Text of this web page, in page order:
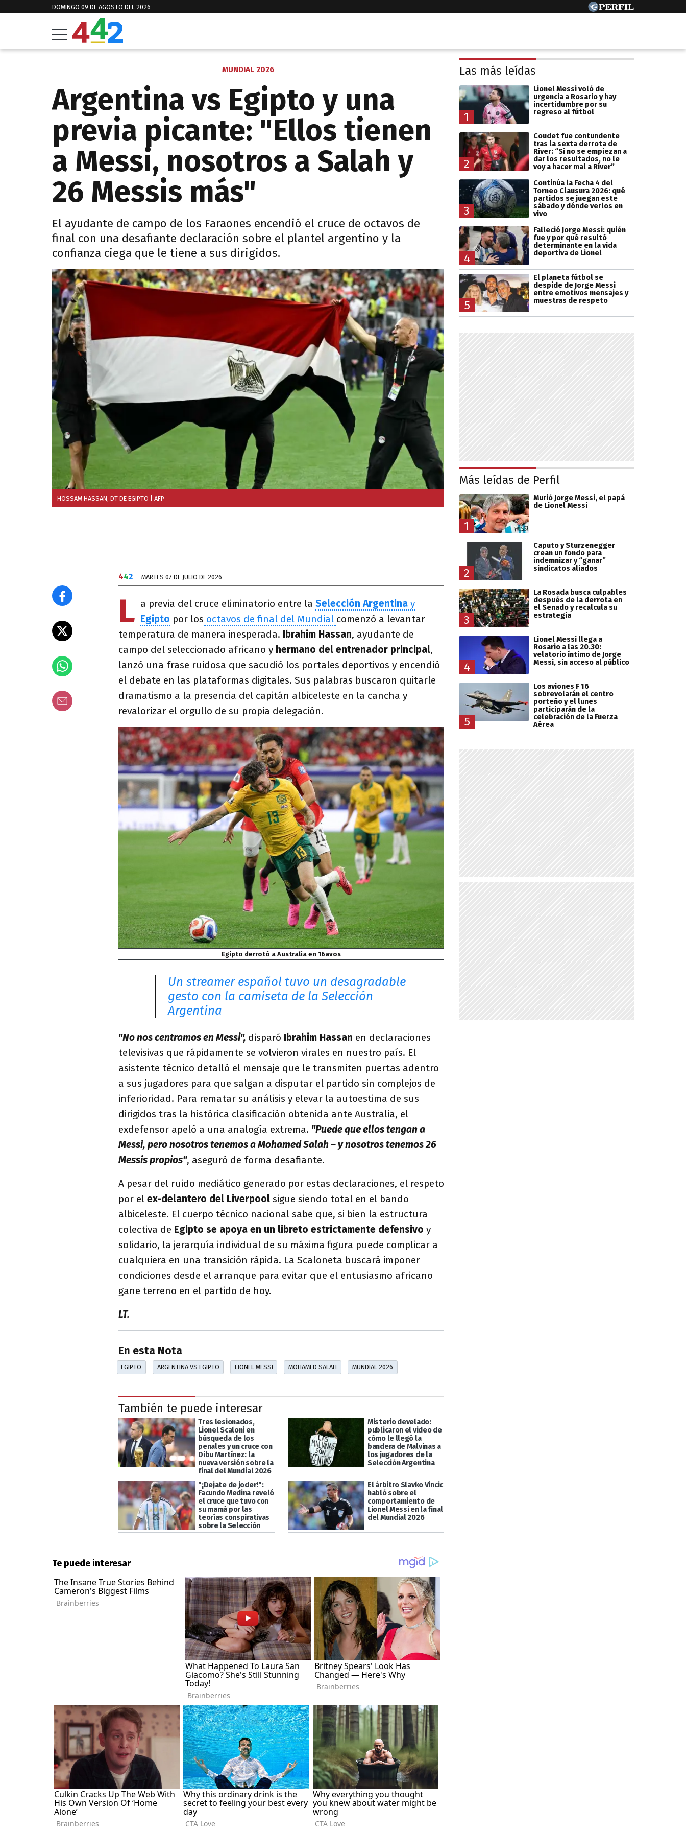
DOMINGO 09 DE AGOSTO DEL 2026
MUNDIAL 2026
Argentina vs Egipto y una
previa picante: "Ellos tienen
a Messi, nosotros a Salah y
26 Messis más"
El ayudante de campo de los Faraones encendió el cruce de octavos de
final con una desafiante declaración sobre el plantel argentino y la
confianza ciega que le tiene a sus dirigidos.
HOSSAM HASSAN, DT DE EGIPTO | AFP
442 MARTES 07 DE JULIO DE 2026
L a previa del cruce eliminatorio entre la Selección Argentina y
Egipto por los octavos de final del Mundial comenzó a levantar
temperatura de manera inesperada. Ibrahim Hassan, ayudante de
campo del seleccionado africano y hermano del entrenador principal,
lanzó una frase ruidosa que sacudió los portales deportivos y encendió
el debate en las plataformas digitales. Sus palabras buscaron quitarle
dramatismo a la presencia del capitán albiceleste en la cancha y
revalorizar el orgullo de su propia delegación.
Egipto derrotó a Australia en 16avos
Un streamer español tuvo un desagradable
gesto con la camiseta de la Selección
Argentina
"No nos centramos en Messi", disparó Ibrahim Hassan en declaraciones
televisivas que rápidamente se volvieron virales en nuestro país. El
asistente técnico detalló el mensaje que le transmiten puertas adentro
a sus jugadores para que salgan a disputar el partido sin complejos de
inferioridad. Para rematar su análisis y elevar la autoestima de sus
dirigidos tras la histórica clasificación obtenida ante Australia, el
exdefensor apeló a una analogía extrema. "Puede que ellos tengan a
Messi, pero nosotros tenemos a Mohamed Salah – y nosotros tenemos 26
Messis propios", aseguró de forma desafiante.
A pesar del ruido mediático generado por estas declaraciones, el respeto
por el ex-delantero del Liverpool sigue siendo total en el bando
albiceleste. El cuerpo técnico nacional sabe que, si bien la estructura
colectiva de Egipto se apoya en un libreto estrictamente defensivo y
solidario, la jerarquía individual de su máxima figura puede complicar a
cualquiera en una transición rápida. La Scaloneta buscará imponer
condiciones desde el arranque para evitar que el entusiasmo africano
gane terreno en el partido de hoy.
LT.
En esta Nota
EGIPTO ARGENTINA VS EGIPTO LIONEL MESSI MOHAMED SALAH MUNDIAL 2026
También te puede interesar
Tres lesionados,
Lionel Scaloni en
búsqueda de los
penales y un cruce con
Dibu Martínez: la
nueva versión sobre la
final del Mundial 2026
Misterio develado:
publicaron el video de
cómo le llegó la
bandera de Malvinas a
los jugadores de la
Selección Argentina
"¡Dejate de joder!":
Facundo Medina reveló
el cruce que tuvo con
su mamá por las
teorías conspirativas
sobre la Selección
El árbitro Slavko Vincic
habló sobre el
comportamiento de
Lionel Messi en la final
del Mundial 2026
Las más leídas
1
Lionel Messi voló de
urgencia a Rosario y hay
incertidumbre por su
regreso al fútbol
2
Coudet fue contundente
tras la sexta derrota de
River: “Si no se empiezan a
dar los resultados, no le
voy a hacer mal a River”
3
Continúa la Fecha 4 del
Torneo Clausura 2026: qué
partidos se juegan este
sábado y dónde verlos en
vivo
4
Falleció Jorge Messi: quién
fue y por qué resultó
determinante en la vida
deportiva de Lionel
5
El planeta fútbol se
despide de Jorge Messi
entre emotivos mensajes y
muestras de respeto
Más leídas de Perfil
1
Murió Jorge Messi, el papá
de Lionel Messi
2
Caputo y Sturzenegger
crean un fondo para
indemnizar y “ganar”
sindicatos aliados
3
La Rosada busca culpables
después de la derrota en
el Senado y recalcula su
estrategia
4
Lionel Messi llega a
Rosario a las 20.30:
velatorio íntimo de Jorge
Messi, sin acceso al público
5
Los aviones F 16
sobrevolarán el centro
porteño y el lunes
participarán de la
celebración de la Fuerza
Aérea